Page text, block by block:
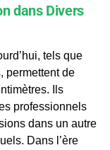
dans Divers
tels que
permettent de
Ils
professionnels
dans un autre
Dans l’ère